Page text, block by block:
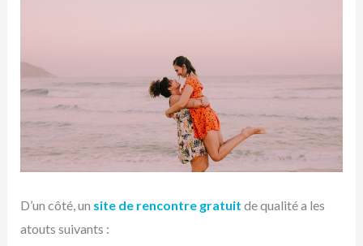
D’un côté, un site de rencontre gratuit de qualité a les
atouts suivants :